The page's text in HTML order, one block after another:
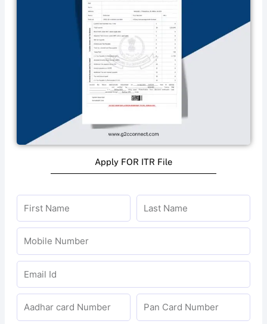
Apply FOR ITR File